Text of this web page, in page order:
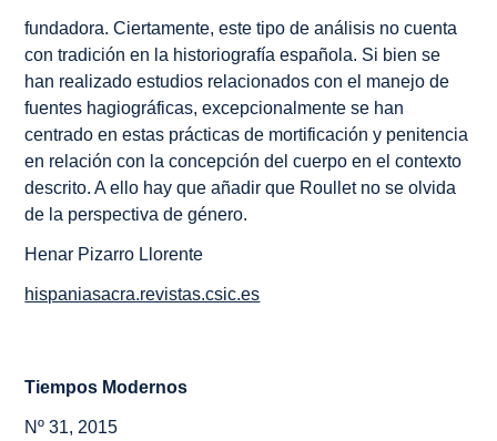
fundadora. Ciertamente, este tipo de análisis no cuenta
con tradición en la historiografía española. Si bien se
han realizado estudios relacionados con el manejo de
fuentes hagiográficas, excepcionalmente se han
centrado en estas prácticas de mortificación y penitencia
en relación con la concepción del cuerpo en el contexto
descrito. A ello hay que añadir que Roullet no se olvida
de la perspectiva de género.
Henar Pizarro Llorente
hispaniasacra.revistas.csic.es
Tiempos Modernos
Nº 31, 2015